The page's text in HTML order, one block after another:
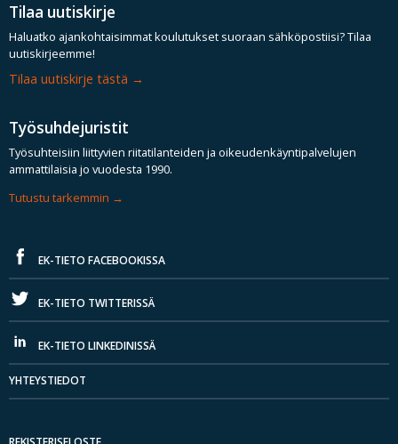
Tilaa uutiskirje
Haluatko ajankohtaisimmat koulutukset suoraan sähköpostiisi? Tilaa
uutiskirjeemme!
Tilaa uutiskirje tästä
Työsuhdejuristit
Työsuhteisiin liittyvien riitatilanteiden ja oikeudenkäyntipalvelujen
ammattilaisia jo vuodesta 1990.
Tutustu tarkemmin
EK-TIETO FACEBOOKISSA
EK-TIETO TWITTERISSÄ
EK-TIETO LINKEDINISSÄ
YHTEYSTIEDOT